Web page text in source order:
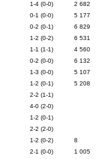
1-4 (0-0)
2 682
0-1 (0-0)
5 177
0-2 (0-1)
6 829
1-2 (0-2)
6 531
1-1 (1-1)
4 560
0-2 (0-0)
6 132
1-3 (0-0)
5 107
1-2 (0-1)
5 208
2-2 (1-1)
4-0 (2-0)
1-2 (0-1)
2-2 (2-0)
1-2 (0-2)
8
2-1 (0-0)
1 005